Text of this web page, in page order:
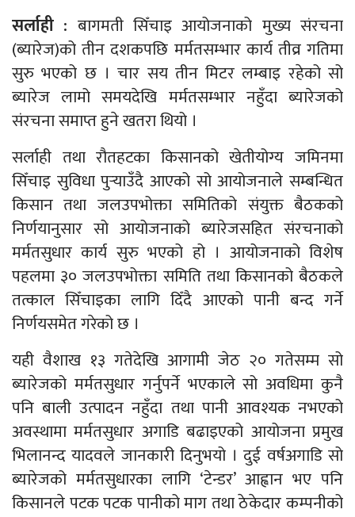
सर्लाही : बागमती सिँचाइ आयोजनाको मुख्य संरचना
(ब्यारेज)को तीन दशकपछि मर्मतसम्भार कार्य तीव्र गतिमा
सुरु भएको छ । चार सय तीन मिटर लम्बाइ रहेको सो
ब्यारेज लामो समयदेखि मर्मतसम्भार नहुँदा ब्यारेजको
संरचना समाप्त हुने खतरा थियो ।
सर्लाही तथा रौतहटका किसानको खेतीयोग्य जमिनमा
सिँचाइ सुविधा पुर्‍याउँदै आएको सो आयोजनाले सम्बन्धित
किसान तथा जलउपभोक्ता समितिको संयुक्त बैठकको
निर्णयानुसार सो आयोजनाको ब्यारेजसहित संरचनाको
मर्मतसुधार कार्य सुरु भएको हो । आयोजनाको विशेष
पहलमा ३० जलउपभोक्ता समिति तथा किसानको बैठकले
तत्काल सिँचाइका लागि दिँदै आएको पानी बन्द गर्ने
निर्णयसमेत गरेको छ ।
यही वैशाख १३ गतेदेखि आगामी जेठ २० गतेसम्म सो
ब्यारेजको मर्मतसुधार गर्नुपर्ने भएकाले सो अवधिमा कुनै
पनि बाली उत्पादन नहुँदा तथा पानी आवश्यक नभएको
अवस्थामा मर्मतसुधार अगाडि बढाइएको आयोजना प्रमुख
भिलानन्द यादवले जानकारी दिनुभयो । दुई वर्षअगाडि सो
ब्यारेजको मर्मतसुधारका लागि ‘टेन्डर’ आह्वान भए पनि
किसानले पटक पटक पानीको माग तथा ठेकेदार कम्पनीको